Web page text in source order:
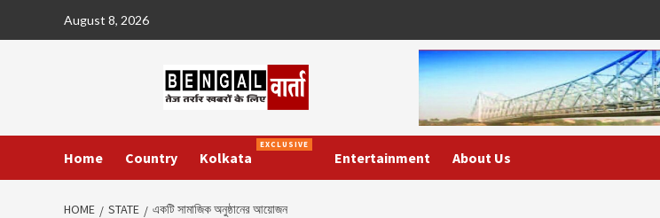
August 8, 2026
Home Country Kolkata
EXCLUSIVE
Entertainment About Us
HOME STATE একটি সামাজিক অনুষ্ঠানের আয়োজন